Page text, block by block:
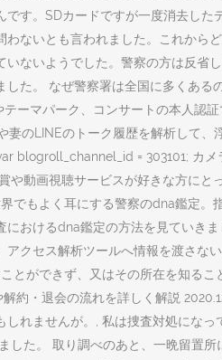
す。SDカードですが一度消去し
ないとも言われました。これか
ないようでした。警察の方は反
た。 なぜ警察署は全国に多くあ
ーマパーク、コンサートの本人認
のLINEのトーク履歴を解析して
blogroll_channel_id = 303101; カ
動画視聴サービスが好きな方に
でもよく耳にする警察のdna鑑定
おけるdna鑑定の方法を見ていき
クセス解析ツールへ情報を渡さ
とができず、又はその所在を知る
約・退会の流れを詳しく解説
れませんが。, 私は捜査対処にな
た。 取り調べのあと、一晩留置